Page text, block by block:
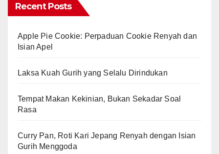
Recent Posts
Apple Pie Cookie: Perpaduan Cookie Renyah dan
Isian Apel
Laksa Kuah Gurih yang Selalu Dirindukan
Tempat Makan Kekinian, Bukan Sekadar Soal
Rasa
Curry Pan, Roti Kari Jepang Renyah dengan Isian
Gurih Menggoda